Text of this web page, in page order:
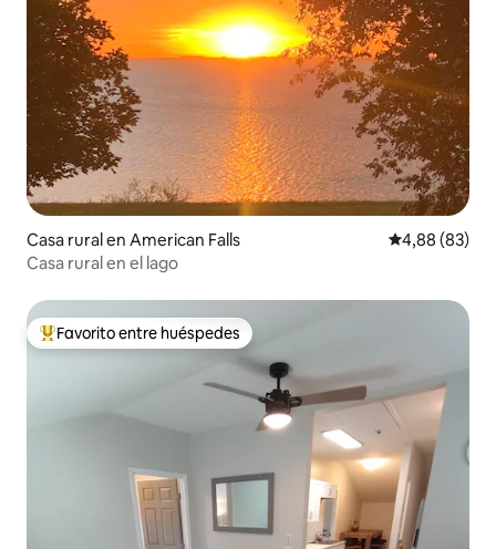
Casa rural en American Falls Calificación
4,88 (83)
Casa rural en el lago
Favorito entre los huéspedes más destacados
Favorito entre huéspedes